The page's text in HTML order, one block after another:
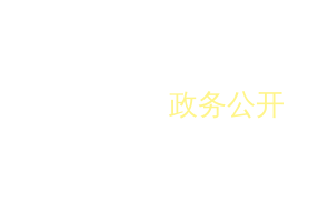
政务公开